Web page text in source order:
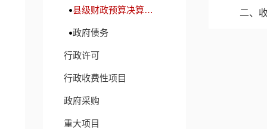
县级财政预算决算及财政收支信息
政府债务
行政许可
行政收费性项目
政府采购
重大项目
二、